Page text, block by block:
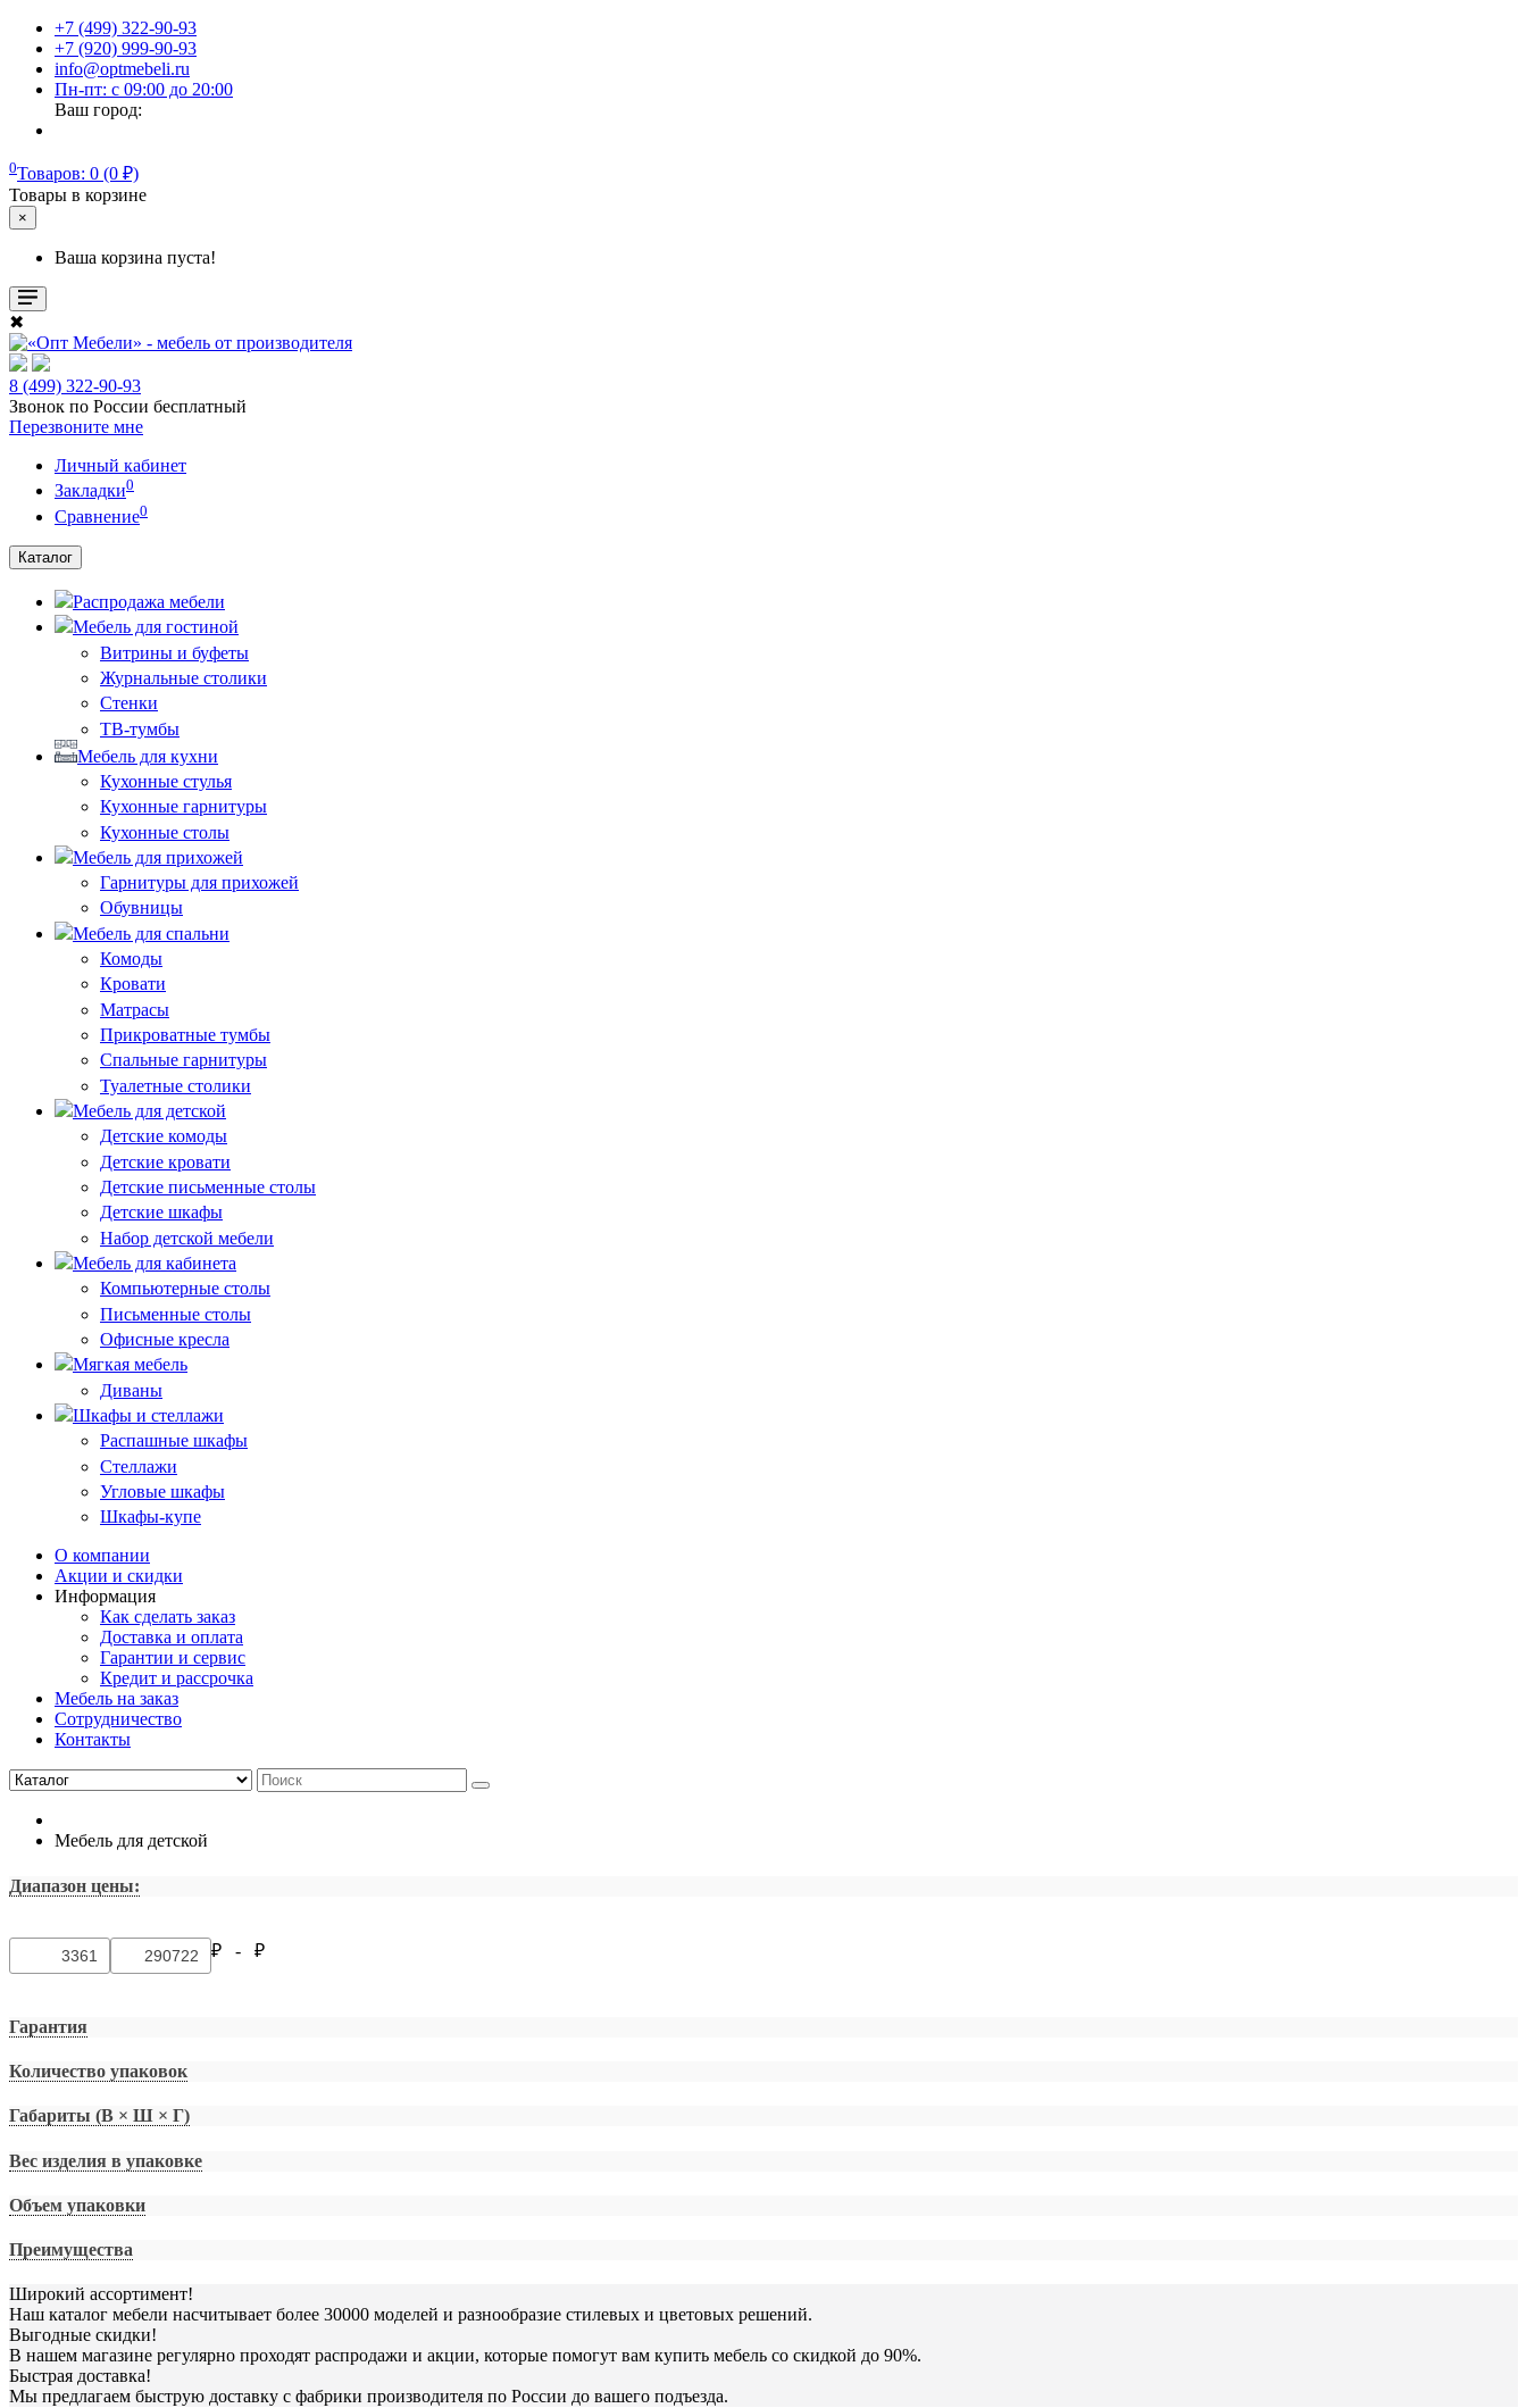
+7 (499) 322-90-93
+7 (920) 999-90-93
info@optmebeli.ru
Пн-пт: с 09:00 до 20:00
Ваш город:
0Товаров: 0 (0 ₽)
Товары в корзине
×
Ваша корзина пуста!
✖
8 (499) 322-90-93
Звонок по России бесплатный
Перезвоните мне
Личный кабинет
Закладки0
Сравнение0
Каталог
Распродажа мебели
Мебель для гостиной
Витрины и буфеты
Журнальные столики
Стенки
ТВ-тумбы
Мебель для кухни
Кухонные стулья
Кухонные гарнитуры
Кухонные столы
Мебель для прихожей
Гарнитуры для прихожей
Обувницы
Мебель для спальни
Комоды
Кровати
Матрасы
Прикроватные тумбы
Спальные гарнитуры
Туалетные столики
Мебель для детской
Детские комоды
Детские кровати
Детские письменные столы
Детские шкафы
Набор детской мебели
Мебель для кабинета
Компьютерные столы
Письменные столы
Офисные кресла
Мягкая мебель
Диваны
Шкафы и стеллажи
Распашные шкафы
Стеллажи
Угловые шкафы
Шкафы-купе
О компании
Акции и скидки
Информация
Как сделать заказ
Доставка и оплата
Гарантии и сервис
Кредит и рассрочка
Мебель на заказ
Сотрудничество
Контакты
Мебель для детской
Диапазон цены:
₽ - ₽
Гарантия
Количество упаковок
Габариты (В × Ш × Г)
Вес изделия в упаковке
Объем упаковки
Преимущества
Широкий ассортимент!
Наш каталог мебели насчитывает более 30000 моделей и разнообразие стилевых и цветовых решений.
Выгодные скидки!
В нашем магазине регулярно проходят распродажи и акции, которые помогут вам купить мебель со скидкой до 90%.
Быстрая доставка!
Мы предлагаем быструю доставку с фабрики производителя по России до вашего подъезда.